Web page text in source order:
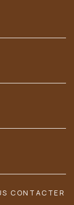
CONTACTER